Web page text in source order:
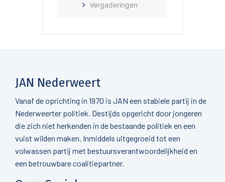
Vergaderingen
JAN Nederweert
Vanaf de oprichting in 1970 is JAN een stabiele partij in de
Nederweerter politiek. Destijds opgericht door jongeren
die zich niet herkenden in de bestaande politiek en een
vuist wilden maken. Inmiddels uitgegroeid tot een
volwassen partij met bestuursverantwoordelijkheid en
een betrouwbare coalitiepartner.